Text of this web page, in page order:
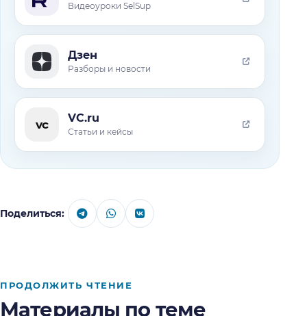
Видеоуроки SelSup
Дзен
Разборы и новости
vc VC.ru
Статьи и кейсы
Поделиться:
ПРОДОЛЖИТЬ ЧТЕНИЕ
Материалы по теме